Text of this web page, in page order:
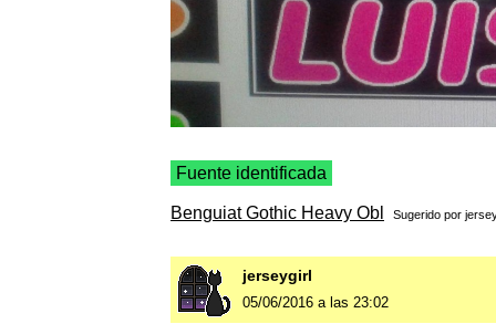
Fuente identificada
Benguiat Gothic Heavy Obl Sugerido por
jerseygirl
05/06/2016 a las 23:02